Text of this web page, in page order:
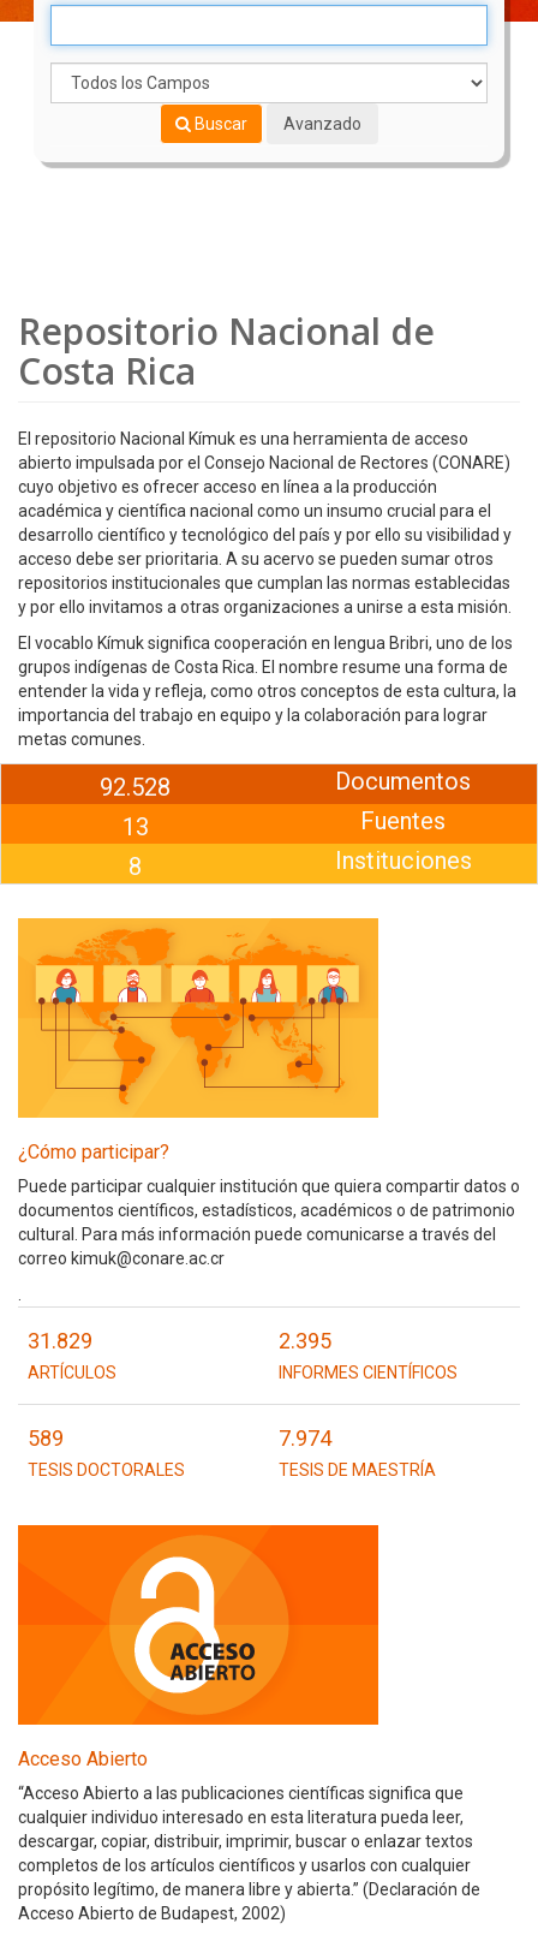
Buscar Avanzado
Repositorio Nacional de
Costa Rica
El repositorio Nacional Kímuk es una herramienta de acceso
abierto impulsada por el Consejo Nacional de Rectores (CONARE)
cuyo objetivo es ofrecer acceso en línea a la producción
académica y científica nacional como un insumo crucial para el
desarrollo científico y tecnológico del país y por ello su visibilidad y
acceso debe ser prioritaria. A su acervo se pueden sumar otros
repositorios institucionales que cumplan las normas establecidas
y por ello invitamos a otras organizaciones a unirse a esta misión.
El vocablo Kímuk significa cooperación en lengua Bribri, uno de los
grupos indígenas de Costa Rica. El nombre resume una forma de
entender la vida y refleja, como otros conceptos de esta cultura, la
importancia del trabajo en equipo y la colaboración para lograr
metas comunes.
92.528
13
8
Documentos
Fuentes
Instituciones
¿Cómo participar?
Puede participar cualquier institución que quiera compartir datos o
documentos científicos, estadísticos, académicos o de patrimonio
cultural. Para más información puede comunicarse a través del
correo kimuk@conare.ac.cr
31.829
ARTÍCULOS
2.395
INFORMES CIENTÍFICOS
589
TESIS DOCTORALES
7.974
TESIS DE MAESTRÍA
Acceso Abierto
“Acceso Abierto a las publicaciones científicas significa que
cualquier individuo interesado en esta literatura pueda leer,
descargar, copiar, distribuir, imprimir, buscar o enlazar textos
completos de los artículos científicos y usarlos con cualquier
propósito legítimo, de manera libre y abierta.” (Declaración de
Acceso Abierto de Budapest, 2002)